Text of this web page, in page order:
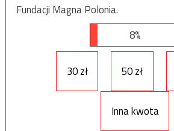
Fundacji Magna Polonia.
8%
30 zł 50 zł
Inna kwota